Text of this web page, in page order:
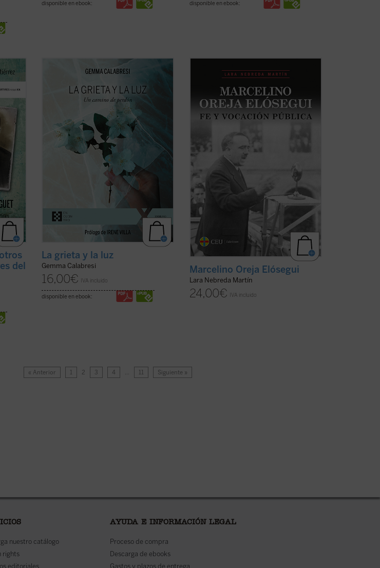
disponible en ebook: disponible en ebook:
del
de
del
Este libro es el relato de un viaje, el que
Calabresi, ha recorrido desde el día del
asesinato de su marido. Con prólogo de
La grieta y la luz es un
testimonio intenso, conmovedor y
sincero ...
(ver ficha)
La grieta y la luz
Gemma Calabresi
16,00€ IVA incluido
disponible en ebook:
«Siempre quise saber más sobre la vida
fue asesinado en Mondragón el 5 de
octubre de 1934 estando mi madre
embarazada de su primer y único hijo; yo
nací el 13 de febrero de 1935.
Marcelino Oreja Elósegui
Lara Nebreda Martín
24,00€ IVA incluido
« Anterior 1 2 3 4 … 11 Siguiente »
nuestro catálogo
rights
editoriales
AYUDA E INFORMACIÓN LEGAL
Proceso de compra
Descarga de ebooks
Gastos y plazos de entrega